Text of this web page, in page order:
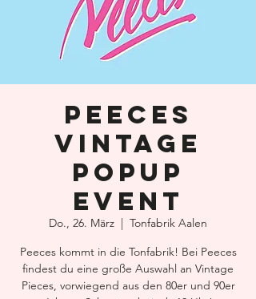
Peeces
Vintage
PopUp
Event
Do., 26. März
  |
Tonfabrik Aalen
Peeces kommt in die Tonfabrik! Bei Peeces
findest du eine große Auswahl an Vintage
Pieces, vorwiegend aus den 80er und 90er